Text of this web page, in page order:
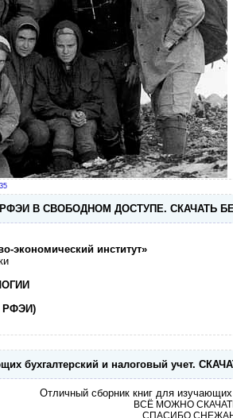
В СВОБОДНОМ ДОСТУПЕ. СКАЧАТЬ
экономический институт»
РФЭИ)
бухгалтерский и налоговый учет.
Отличный сборник книг для
ВСЁ МОЖНО
СПАСИБО